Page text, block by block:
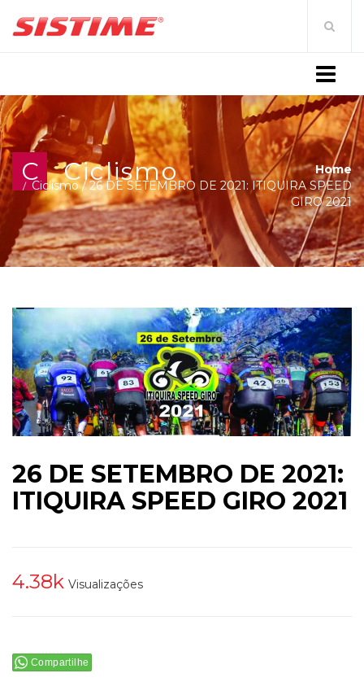
C Ciclismo
Home
Ciclismo /26 DE SETEMBRO DE 2021: ITIQUIRA SPEED
GIRO 2021
26 DE SETEMBRO DE 2021:
ITIQUIRA SPEED GIRO 2021
4.38k Visualizações
Compartilhe